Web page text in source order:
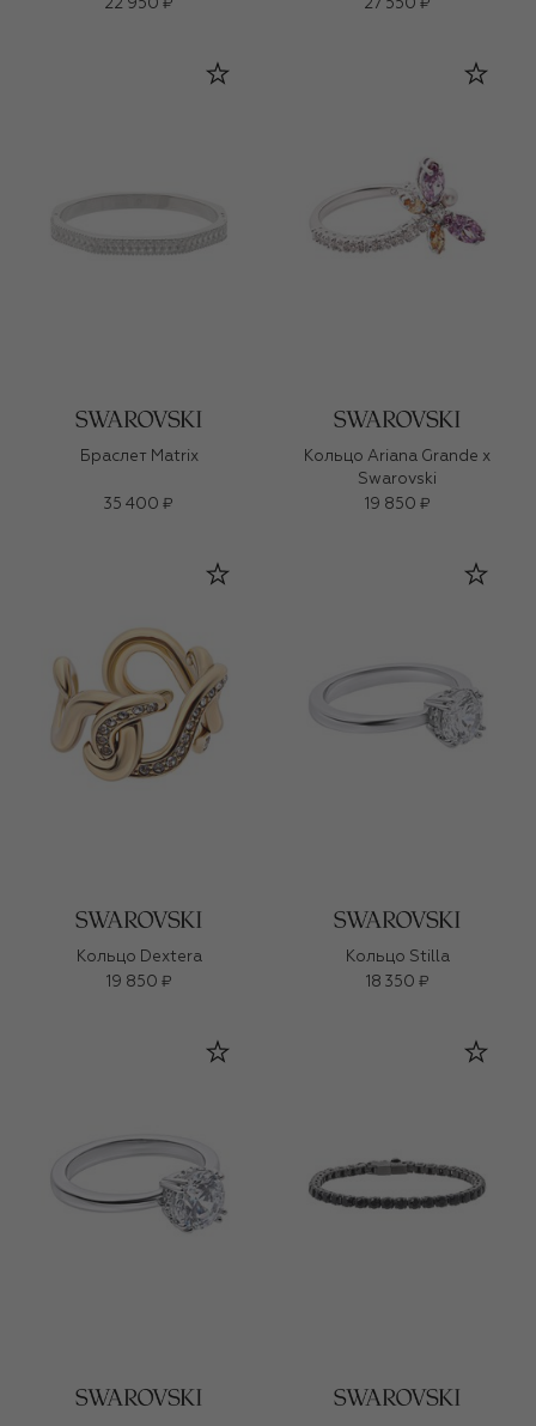
22 950 ₽ 27 550 ₽
Браслет Matrix
35 400 ₽
Кольцо Ariana Grande x
Swarovski
19 850 ₽
Кольцо Dextera
19 850 ₽
Кольцо Stilla
18 350 ₽